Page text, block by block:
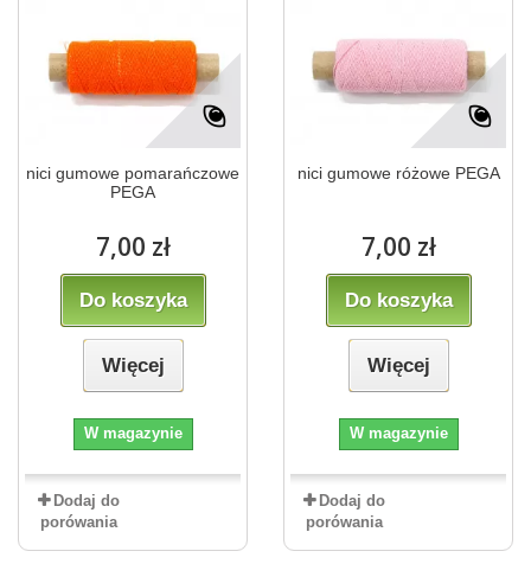
nici gumowe pomarańczowe
PEGA
7,00 zł
Do koszyka
Więcej
W magazynie
Dodaj do
porówania
nici gumowe różowe PEGA
7,00 zł
Do koszyka
Więcej
W magazynie
Dodaj do
porówania